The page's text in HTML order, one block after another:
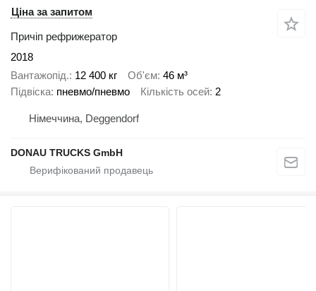
Ціна за запитом
Причіп рефрижератор
2018
Вантажопід. 12 400 кг Об'єм 46 м³
Підвіска пневмо/пневмо Кількість осей 2
Німеччина, Deggendorf
DONAU TRUCKS GmbH